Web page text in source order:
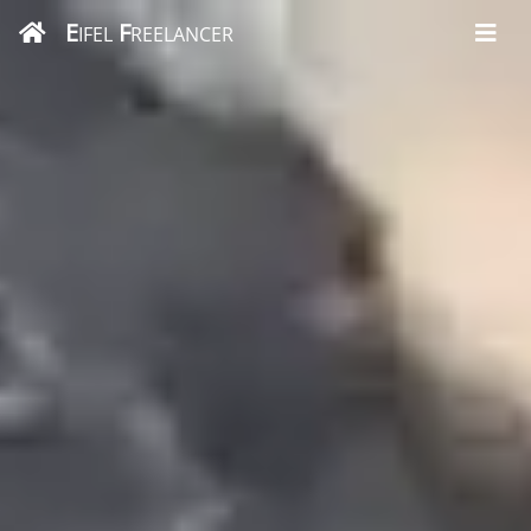
EIFELFREELANCER